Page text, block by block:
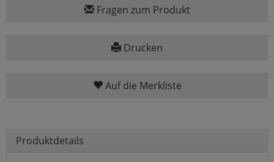
Fragen zum Produkt
Drucken
Auf die Merkliste
Produktdetails